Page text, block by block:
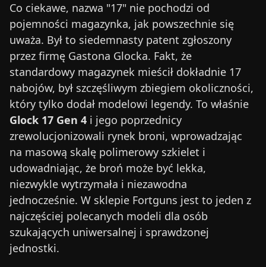
Co ciekawe, nazwa "17" nie pochodzi od
pojemności magazynka, jak powszechnie się
uważa. Był to siedemnasty patent zgłoszony
przez firmę Gastona Glocka. Fakt, że
standardowy magazynek mieścił dokładnie 17
nabojów, był szczęśliwym zbiegiem okoliczności,
który tylko dodał modelowi legendy. To właśnie
Glock 17 Gen 4 i jego poprzednicy
zrewolucjonizowali rynek broni, wprowadzając
na masową skalę polimerowy szkielet i
udowadniając, że broń może być lekka,
niezwykle wytrzymała i niezawodna
jednocześnie. W sklepie Fortguns jest to jeden z
najczęściej polecanych modeli dla osób
szukających uniwersalnej i sprawdzonej
jednostki.